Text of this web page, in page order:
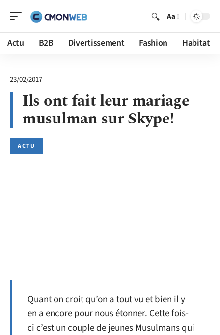
Aa
Actu B2B Divertissement Fashion Habitat
23/02/2017
Ils ont fait leur mariage
musulman sur Skype!
ACTU
Quant on croit qu’on a tout vu et bien il y
en a encore pour nous étonner. Cette fois-
ci c’est un couple de jeunes Musulmans qui